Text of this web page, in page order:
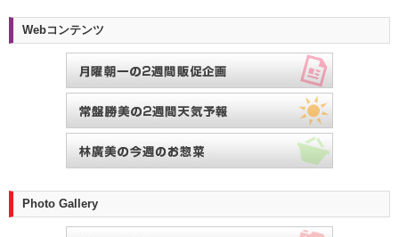
Webコンテンツ
Photo Gallery